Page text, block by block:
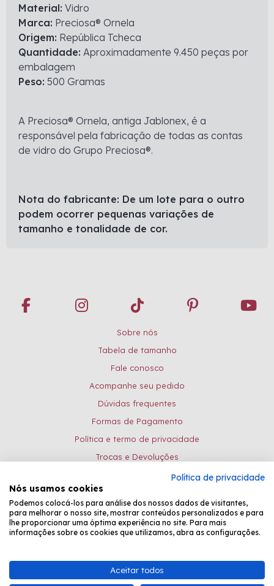
Material: Vidro
Marca: Preciosa® Ornela
Origem: República Tcheca
Quantidade: Aproximadamente 9.450 peças por
embalagem
Peso: 500 Gramas
A Preciosa® Ornela, antiga Jablonex, é a
responsável pela fabricação de todas as contas
de vidro do Grupo Preciosa®.
Nota do fabricante: De um lote para o outro
podem ocorrer pequenas variações de
tamanho e tonalidade de cor.
Sobre nós
Tabela de tamanho
Fale conosco
Acompanhe seu pedido
Dúvidas frequentes
Formas de Pagamento
Política e termo de privacidade
Trocas e Devoluções
Formas de pagamento:
Desenvolvido porFastchannel
Bead Shop Comércio de Pedrarias EPP - CNPJ: 08.081.031/0001-26 -
Atendimento Online: de seg. à sexta, das 8:30 às 17:15.
Política de privacidade
Nós usamos cookies
Podemos colocá-los para análise dos nossos dados de visitantes,
para melhorar o nosso site, mostrar conteúdos personalizados e para
lhe proporcionar uma óptima experiência no site. Para mais
informações sobre os cookies que utilizamos, abra as configurações.
Aceitar todos